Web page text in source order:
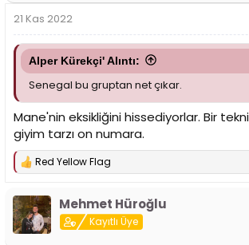
:
21 Kas 2022
Alper Kürekçi' Alıntı:
Senegal bu gruptan net çıkar.
Mane'nin eksikliğini hissediyorlar. Bir
giyim tarzı on numara.
T
p
k
i
l
Red Yellow Flag
Mehmet Hüroğlu
Kayıtlı Üye